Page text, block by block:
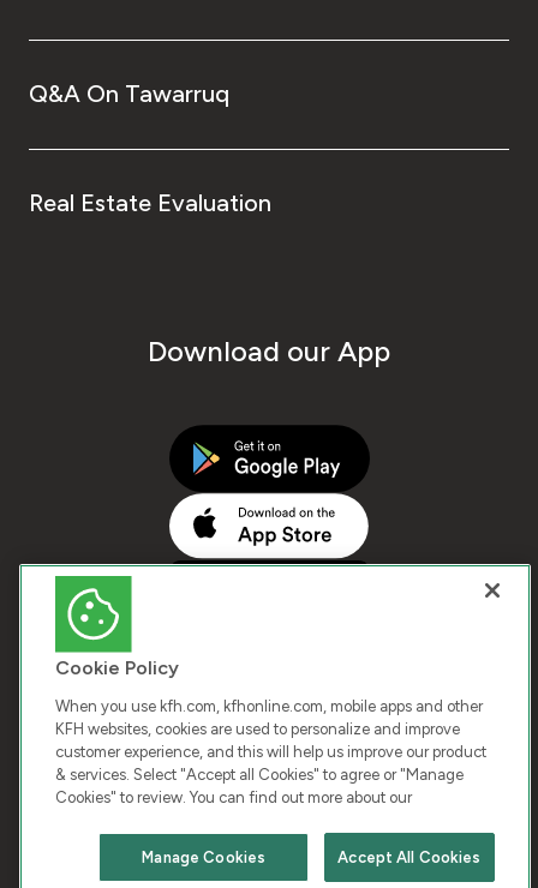
Chat with us
Q&A On Tawarruq
Real Estate Evaluation
Download our App
COPYRIGHT © 2026 KUWAIT FINANCE HOUSE. ALL
RIGHTS RESERVED
Terms & Condition Cookies Privacy Policy
Cookie Policy
When you use kfh.com, kfhonline.com, mobile apps and other
KFH websites, cookies are used to personalize and improve
customer experience, and this will help us improve our product
& services. Select "Accept all Cookies" to agree or "Manage
Cookies" to review. You can find out more about our
Accept All Cookies
Manage Cookies